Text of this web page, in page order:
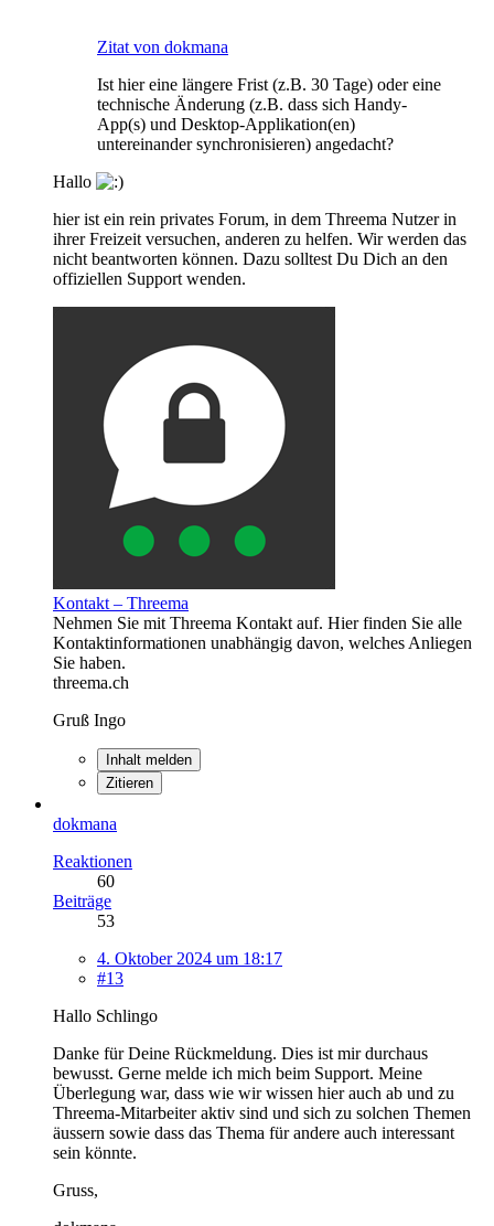
Zitat von dokmana
Ist hier eine längere Frist (z.B. 30 Tage) oder eine
technische Änderung (z.B. dass sich Handy-
App(s) und Desktop-Applikation(en)
untereinander synchronisieren) angedacht?
Hallo
hier ist ein rein privates Forum, in dem Threema Nutzer in
ihrer Freizeit versuchen, anderen zu helfen. Wir werden das
nicht beantworten können. Dazu solltest Du Dich an den
offiziellen Support wenden.
Kontakt – Threema
Nehmen Sie mit Threema Kontakt auf. Hier finden Sie alle
Kontaktinformationen unabhängig davon, welches Anliegen
Sie haben.
threema.ch
Gruß Ingo
Inhalt melden
Zitieren
dokmana
Reaktionen
60
Beiträge
53
4. Oktober 2024 um 18:17
#13
Hallo Schlingo
Danke für Deine Rückmeldung. Dies ist mir durchaus
bewusst. Gerne melde ich mich beim Support. Meine
Überlegung war, dass wie wir wissen hier auch ab und zu
Threema-Mitarbeiter aktiv sind und sich zu solchen Themen
äussern sowie dass das Thema für andere auch interessant
sein könnte.
Gruss,